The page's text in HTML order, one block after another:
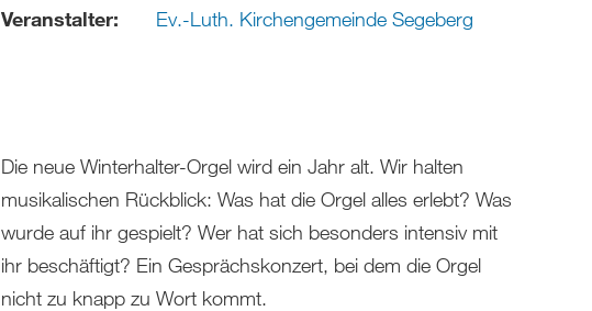
Veranstalter: Ev.-Luth. Kirchengemeinde Segeberg
Die neue Winterhalter-Orgel wird ein Jahr alt. Wir halten
musikalischen Rückblick: Was hat die Orgel alles erlebt? Was
wurde auf ihr gespielt? Wer hat sich besonders intensiv mit
ihr beschäftigt? Ein Gesprächskonzert, bei dem die Orgel
nicht zu knapp zu Wort kommt.